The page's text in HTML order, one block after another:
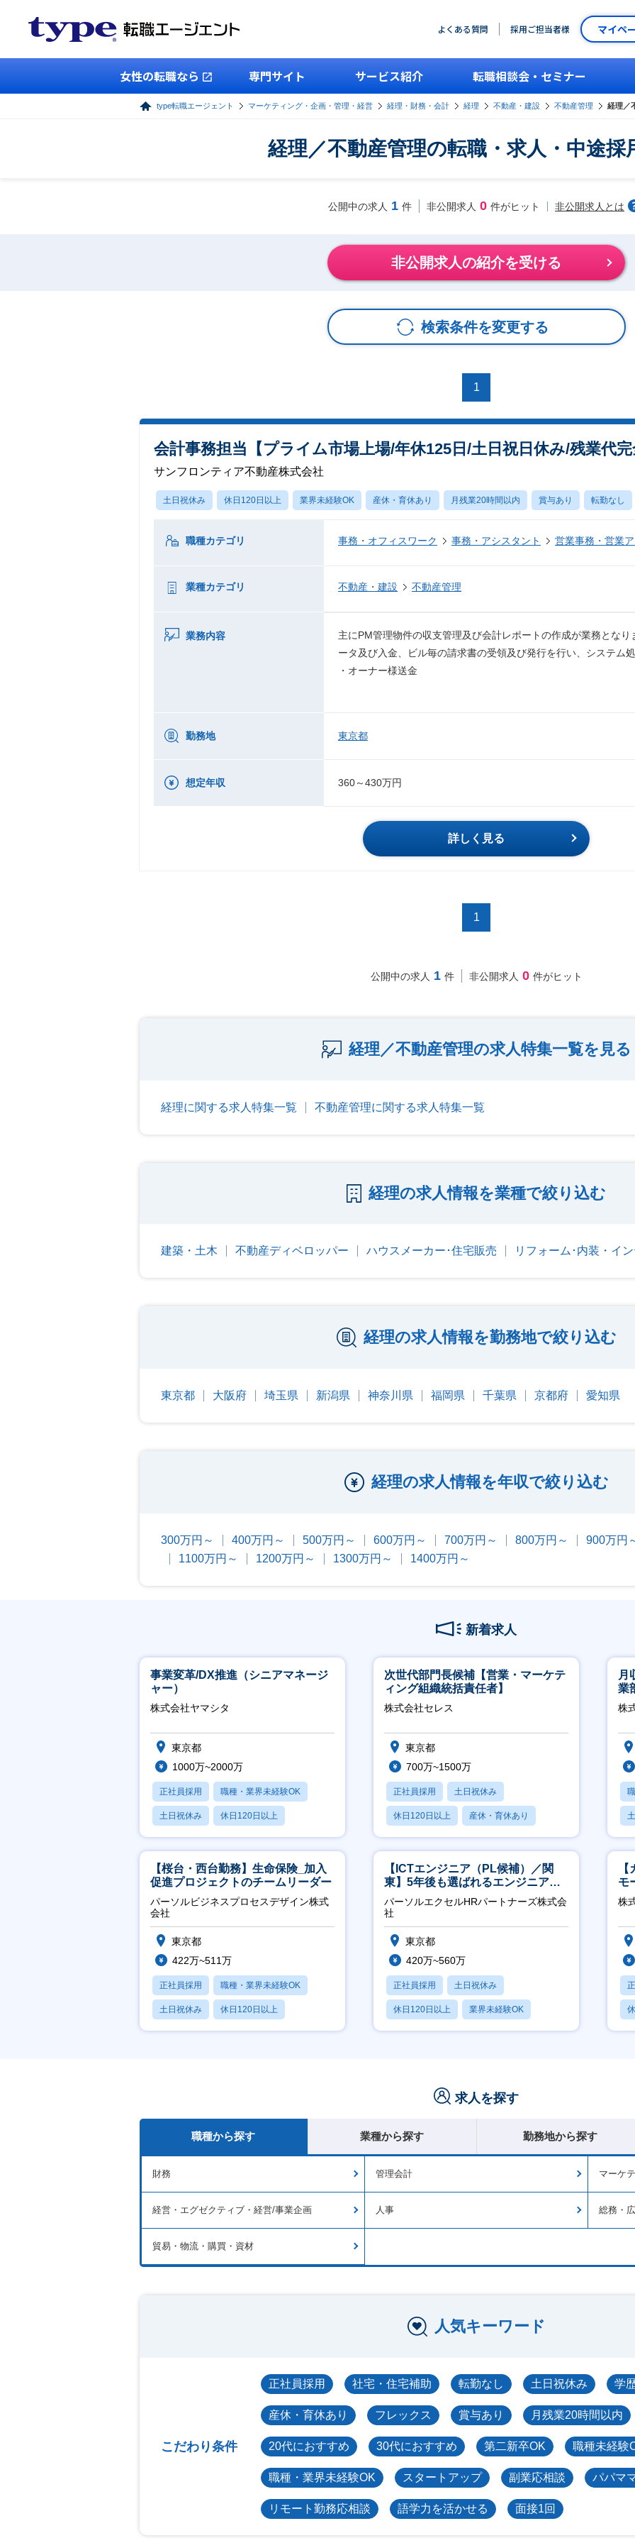
よくある質問 採用ご担当者様 マイペ
女性の転職なら 専門サイト サービス紹介 転職相談会・セミナー
type転職エージェント マーケティング・企画・管理・経営 経理・財務・会計 経理 不動産・建設 不動産管理 経理／
経理／不動産管理の転職・求人・中途採
公開中の求人 1 件 非公開求人 0 件がヒット 非公開求人とは
非公開求人の紹介を受ける
検索条件を変更する
1
会計事務担当【プライム市場上場/年休125日/土日祝日休み/残業代完
サンフロンティア不動産株式会社
土日祝休み 休日120日以上 業界未経験OK 産休・育休あり 月残業20時間以内 賞与あり 転勤なし
職種カテゴリ 事務・オフィスワーク 事務・アシスタント 営業事務・営業
業種カテゴリ 不動産・建設 不動産管理
業務内容
主にPM管理物件の収支管理及び会計レポートの作成が業務とな
ータ及び入金、ビル毎の請求書の受領及び発行を行い、システム
・オーナー様送金
勤務地 東京都
想定年収 360～430万円
詳しく見る
1
公開中の求人 1 件 非公開求人 0 件がヒット
経理／不動産管理の求人特集一覧を見る
経理に関する求人特集一覧 不動産管理に関する求人特集一覧
経理の求人情報を業種で絞り込む
建築・土木 不動産ディベロッパー ハウスメーカー･住宅販売 リフォーム･内装・イ
経理の求人情報を勤務地で絞り込む
東京都 大阪府 埼玉県 新潟県 神奈川県 福岡県 千葉県 京都府 愛知県
経理の求人情報を年収で絞り込む
300万円～ 400万円～ 500万円～ 600万円～ 700万円～ 800万円～ 900万円
1100万円～
1200万円～ 1300万円～ 1400万円～
新着求人
事業変革/DX推進（シニアマネージ
ャー）
株式会社ヤマシタ
東京都
1000万~2000万
正社員採用 職種・業界未経験OK
土日祝休み 休日120日以上
産休・育休あり
次世代部門長候補【営業・マーケテ
ィング組織統括責任者】
株式会社セレス
東京都
700万~1500万
正社員採用 土日祝休み
休日120日以上 産休・育休あり
賞与あり
月
業
※4
株
【桜台・西台勤務】生命保険_加入
促進プロジェクトのチームリーダー
パーソルビジネスプロセスデザイン株式
会社
東京都
422万~511万
正社員採用 職種・業界未経験OK
土日祝休み 休日120日以上
産休・育休あり
【ICTエンジニア（PL候補）／関
東】5年後も選ばれるエンジニアへ
／チーム運営・体制構築
パーソルエクセルHRパートナーズ株式会
社
東京都
420万~560万
正社員採用 土日祝休み
休日120日以上 業界未経験OK
月残業20時間以内
モ
万
株
求人を探す
職種から探す 業種から探す 勤務地から探す
財務 管理会計 マーケ
経営・エグゼクティブ・経営/事業企画 人事 総務・
貿易・物流・購買・資材
人気キーワード
こだわり条件
正社員採用 社宅・住宅補助 転勤なし 土日祝休み 学
産休・育休あり フレックス 賞与あり 月残業20時間以内
20代におすすめ 30代におすすめ 第二新卒OK 職種未経験
職種・業界未経験OK スタートアップ 副業応相談 パパマ
リモート勤務応相談 語学力を活かせる 面接1回